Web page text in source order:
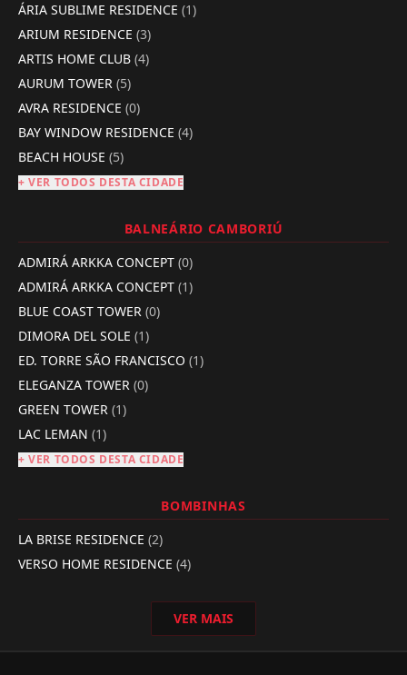
ÁRIA SUBLIME RESIDENCE (1)
ARIUM RESIDENCE (3)
ARTIS HOME CLUB (4)
AURUM TOWER (5)
AVRA RESIDENCE (0)
BAY WINDOW RESIDENCE (4)
BEACH HOUSE (5)
+ VER TODOS DESTA CIDADE
BALNEÁRIO CAMBORIÚ
ADMIRÁ ARKKA CONCEPT (0)
ADMIRÁ ARKKA CONCEPT (1)
BLUE COAST TOWER (0)
DIMORA DEL SOLE (1)
ED. TORRE SÃO FRANCISCO (1)
ELEGANZA TOWER (0)
GREEN TOWER (1)
LAC LEMAN (1)
+ VER TODOS DESTA CIDADE
BOMBINHAS
LA BRISE RESIDENCE (2)
VERSO HOME RESIDENCE (4)
VER MAIS